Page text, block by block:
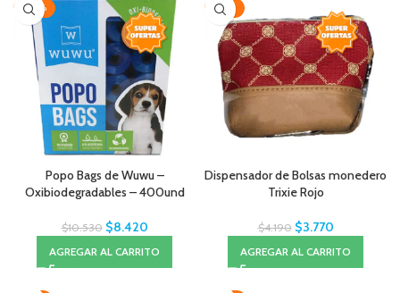
-20%
Popo Bags de Wuwu –
Oxibiodegradables – 400und
$10.530 $8.420
AGREGAR AL CARRITO
-10%
Dispensador de Bolsas monedero
Trixie Rojo
$4.190 $3.770
AGREGAR AL CARRITO